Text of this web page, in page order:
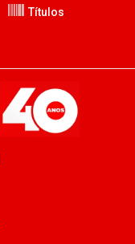
Títulos